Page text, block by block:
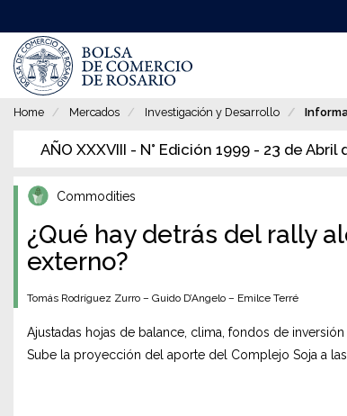
al
contenido
principal
Home Mercados Investigación y Desarrollo
AÑO XXXVIII - N° Edición 1999 - 23 de Abril
Commodities
¿Qué hay detrás del rally
externo?
Tomás Rodríguez Zurro – Guido D’Angelo – Emilce Terré
Ajustadas hojas de balance, clima, fondos de
Sube la proyección del aporte del Complejo Soja a